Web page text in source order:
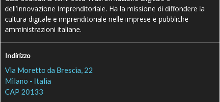
dell’Innovazione Imprenditoriale. Ha la missione di diffondere la
cultura digitale e imprenditoriale nelle imprese e pubbliche
amministrazioni italiane.
Indirizzo
Via Moretto da Brescia, 22
Milano - Italia
CAP 20133